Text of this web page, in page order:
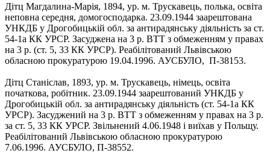
Дітц Магдалина-Марія, 1894, ур. м. Трускавець, полька, освіта
неповна середня, домогосподарка. 23.09.1944 заарештована
УНКДБ у Дрогобицькій обл. за антирадянську діяльність за ст.
54-1а КК УРСР. Засуджена на 3 р. ВТТ з обмеженням у правах
на 3 р. (ст. 5, 33 КК УРСР). Реабілітований Львівською
обласною прокуратурою 19.04.1996. АУСБУЛО, П-38153.
Дітц Станіслав, 1893, ур. м. Трускавець, німець, освіта
початкова, робітник. 23.09.1944 заарештований УНКДБ у
Дрогобицькій обл. за антирадянську діяльність (ст. 54-1а КК
УРСР). Засуджений на 3 р. ВТТ з обмеженням у правах на 3 р.
за ст. 5, 33 КК УРСР. Звільнений 4.06.1948 і виїхав у Польщу.
Реабілітований Львівською обласною прокуратурою
7.06.1996. АУСБУЛО, П-38552.